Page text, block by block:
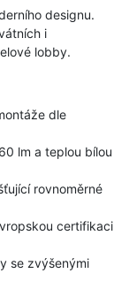
designu.
i
lobby.
dle
lm a teplou bílou
rovnoměrné
certifikaci
se zvýšenými